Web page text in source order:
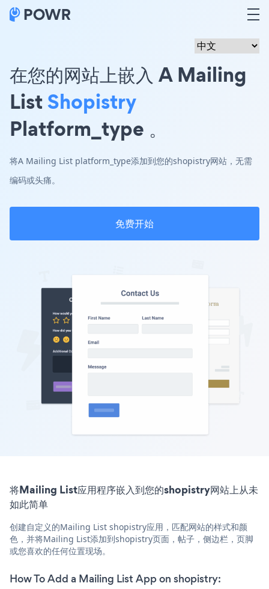
在您的网站上嵌入 A Mailing
ListShopistry
Platform_type 。
将A Mailing List platform_type添加到您的shopistry网站，无需
编码或头痛。
免费开始
将Mailing List应用程序嵌入到您的shopistry网站上从未
如此简单
创建自定义的Mailing List shopistry应用，匹配网站的样式和颜
色，并将Mailing List添加到shopistry页面，帖子，侧边栏，页脚
或您喜欢的任何位置现场。
How To Add a Mailing List App on shopistry: